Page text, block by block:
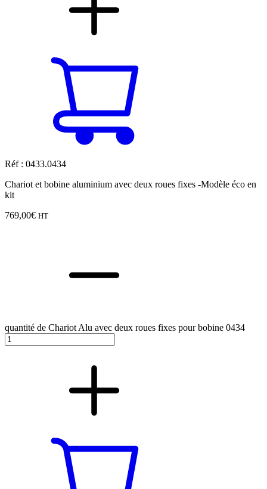
Réf : 0433.0434
Chariot et bobine aluminium avec deux roues fixes -Modèle éco en
kit
769,00€ HT
quantité de Chariot Alu avec deux roues fixes pour bobine 0434